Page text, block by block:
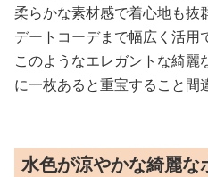
柔らかな素材感で着心地も抜
デートコーデまで幅広く活用
このようなエレガントな綺
に一枚あると重宝すること間
水色が涼やかな綺麗な